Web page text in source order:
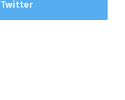
Twitter